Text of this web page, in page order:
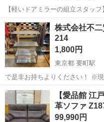
【軽いドアミラーの組立スタッ
年間休日121日／初めてさんも安心のカンタ
いドアミラーの組立スタッフ｜
手自動車部品メーカーの新設工...
静岡 藤枝市 その他
株式会社不
214
1,800円
東京都 要町駅
で是非お持ちよりください！ ※
ア…
東京 豊島区 要町駅 収
【愛品館 江
革ソファ
99,990円